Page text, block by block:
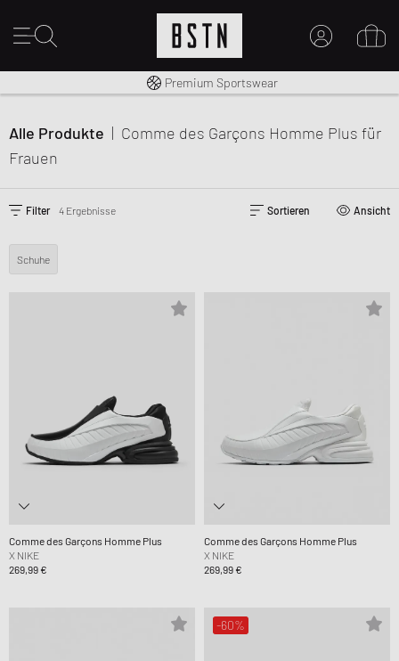
Kostenloser Versand nach DE ab € 70
Premium Sportswear
Alle Produkte | Comme des Garçons Homme Plus für
Frauen
Filter 4 Ergebnisse Sortieren Ansicht
Schuhe
Comme des Garçons Homme Plus
X NIKE
269,99 €
Comme des Garçons Homme Plus
X NIKE
269,99 €
-60%